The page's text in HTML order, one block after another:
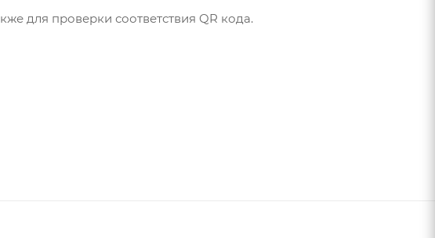
для проверки соответствия QR кода.